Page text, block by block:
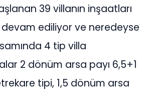
39 villanın inşaatları
devam ediliyor ve neredeyse
4 tip villa
2 dönüm arsa payı 6,5+1
tipi, 1,5 dönüm arsa